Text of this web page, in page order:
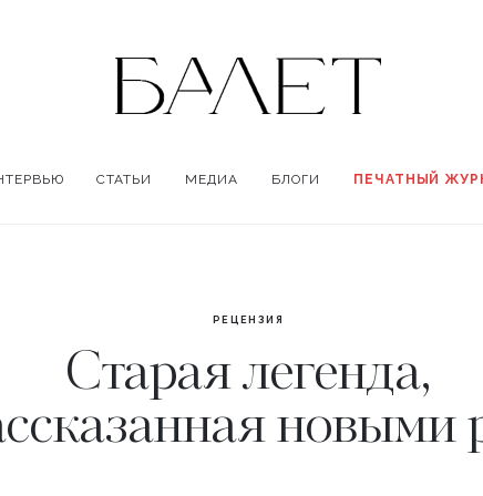
СТАТЬИ МЕДИА БЛОГИ ПЕЧАТНЫЙ
РЕЦЕНЗИЯ
Старая легенда,
новыми